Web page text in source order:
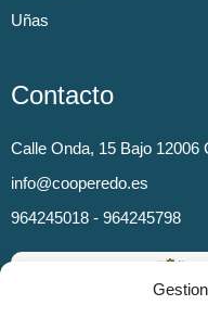
Uñas
Contacto
Calle Onda, 15 Bajo 12006
info@cooperedo.es
964245018 - 964245798